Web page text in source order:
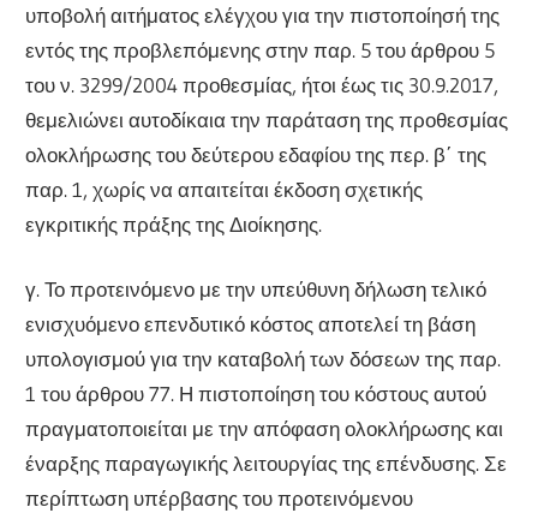
υποβολή αιτήματος ελέγχου για την πιστοποίησή της
εντός της προβλεπόμενης στην παρ. 5 του άρθρου 5
του ν. 3299/2004 προθεσμίας, ήτοι έως τις 30.9.2017,
θεμελιώνει αυτοδίκαια την παράταση της προθεσμίας
ολοκλήρωσης του δεύτερου εδαφίου της περ. β΄ της
παρ. 1, χωρίς να απαιτείται έκδοση σχετικής
εγκριτικής πράξης της Διοίκησης.
γ. Το προτεινόμενο με την υπεύθυνη δήλωση τελικό
ενισχυόμενο επενδυτικό κόστος αποτελεί τη βάση
υπολογισμού για την καταβολή των δόσεων της παρ.
1 του άρθρου 77. Η πιστοποίηση του κόστους αυτού
πραγματοποιείται με την απόφαση ολοκλήρωσης και
έναρξης παραγωγικής λειτουργίας της επένδυσης. Σε
περίπτωση υπέρβασης του προτεινόμενου